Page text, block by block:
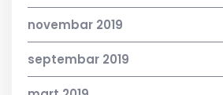
novembar 2019
septembar 2019